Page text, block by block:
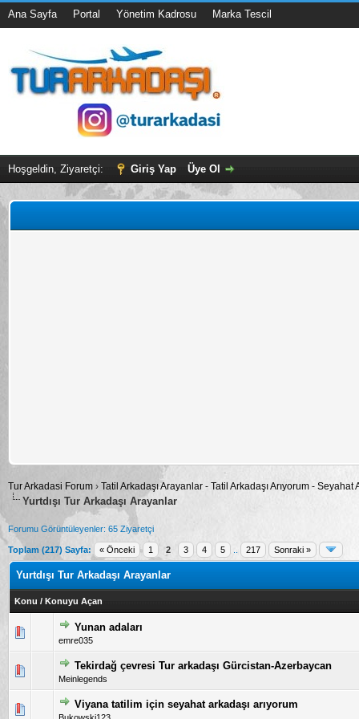
Ana Sayfa Portal Yönetim Kadrosu Marka Tescil
Hoşgeldin, Ziyaretçi: Giriş Yap Üye Ol
Tur Arkadasi Forum › Tatil Arkadaşı Arayanlar - Tatil Arkadaşı Arıyorum - Seyahat
Yurtdışı Tur Arkadaşı Arayanlar
Forumu Görüntüleyenler: 65 Ziyaretçi
Toplam (217) Sayfa: « Önceki 1 2 3 4 5 217 Sonraki »
Yurtdışı Tur Arkadaşı Arayanlar
Konu / Konuyu Açan
Yunan adaları
emre035
5 üzerinden 0 Oy - Toplam Ortalama 0 Oy Verilmiş
Tekirdağ çevresi Tur arkadaşı Gürcistan-Azerbaycan
Meinlegends
5 üzerinden 0 Oy - Toplam Ortalama 0 Oy Verilmiş
1 23 45
Viyana tatilim için seyahat arkadaşı arıyorum
5 üzerinden 0 Oy - Toplam Ortalama 0 Oy Verilmiş
12345